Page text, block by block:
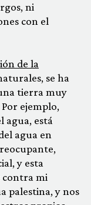
ni
con el
de la
se ha
tierra muy
ejemplo,
agua, está
agua en
y esta
contra mi
palestina, y nos